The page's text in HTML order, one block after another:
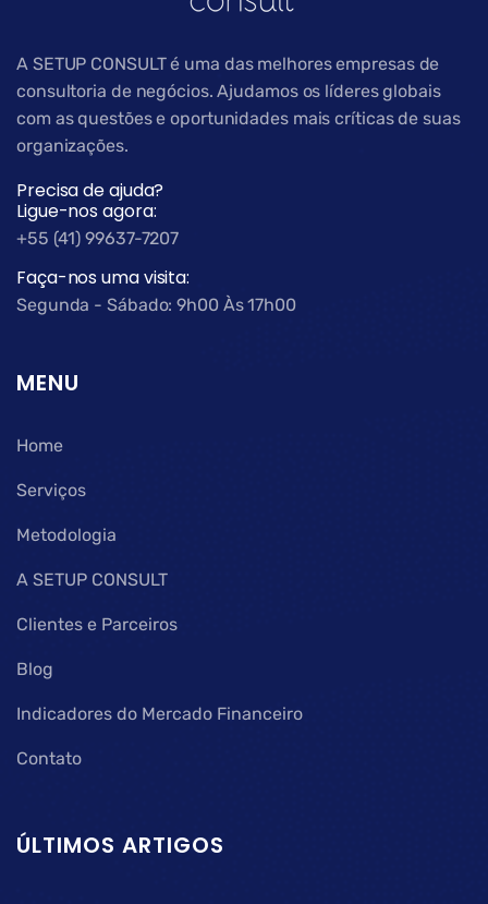
A SETUP CONSULT é uma das melhores empresas de
consultoria de negócios. Ajudamos os líderes globais
com as questões e oportunidades mais críticas de suas
organizações.
Precisa de ajuda?
Ligue-nos agora:
+55 (41) 99637-7207
Faça-nos uma visita:
Segunda - Sábado: 9h00 Às 17h00
MENU
Home
Serviços
Metodologia
A SETUP CONSULT
Clientes e Parceiros
Blog
Indicadores do Mercado Financeiro
Contato
ÚLTIMOS ARTIGOS